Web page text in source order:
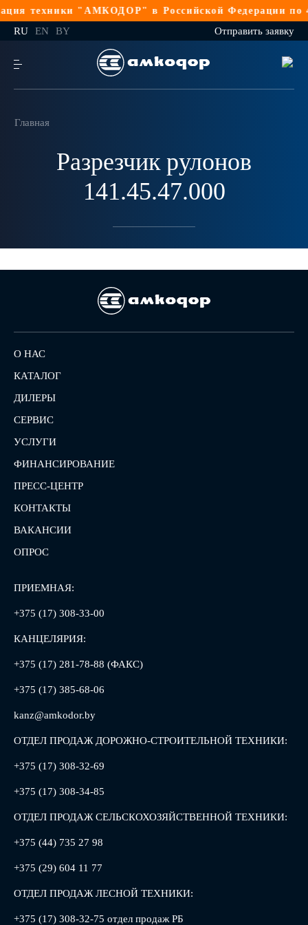
техники "АМКОДОР" в Российской Федерации по
RU EN BY Отправить заявку
Главная
Разрезчик рулонов
141.45.47.000
О НАС
КАТАЛОГ
ДИЛЕРЫ
СЕРВИС
УСЛУГИ
ФИНАНСИРОВАНИЕ
ПРЕСС-ЦЕНТР
КОНТАКТЫ
ВАКАНСИИ
ОПРОС
ПРИЕМНАЯ:
+375 (17) 308-33-00
КАНЦЕЛЯРИЯ:
+375 (17) 281-78-88 (ФАКС)
+375 (17) 385-68-06
kanz@amkodor.by
ОТДЕЛ ПРОДАЖ ДОРОЖНО-СТРОИТЕЛЬНОЙ ТЕХНИКИ:
+375 (17) 308-32-69
+375 (17) 308-34-85
ОТДЕЛ ПРОДАЖ СЕЛЬСКОХОЗЯЙСТВЕННОЙ ТЕХНИКИ:
+375 (44) 735 27 98
+375 (29) 604 11 77
ОТДЕЛ ПРОДАЖ ЛЕСНОЙ ТЕХНИКИ:
+375 (17) 308-32-75 отдел продаж РБ